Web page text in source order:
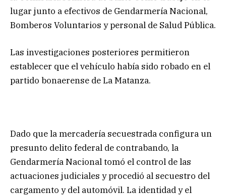
lugar junto a efectivos de Gendarmería Nacional,
Bomberos Voluntarios y personal de Salud Pública.
Las investigaciones posteriores permitieron
establecer que el vehículo había sido robado en el
partido bonaerense de La Matanza.
Dado que la mercadería secuestrada configura un
presunto delito federal de contrabando, la
Gendarmería Nacional tomó el control de las
actuaciones judiciales y procedió al secuestro del
cargamento y del automóvil. La identidad y el